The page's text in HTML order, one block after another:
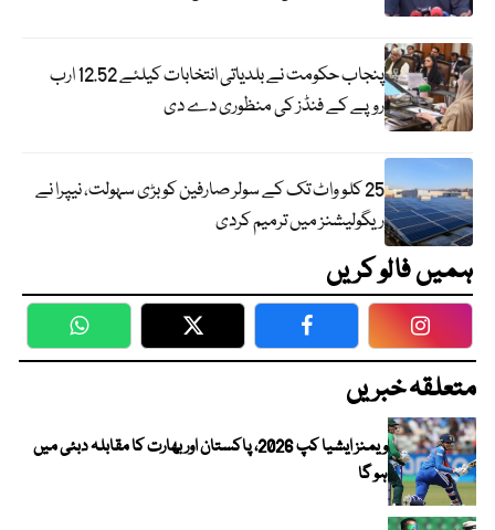
پنجاب حکومت نے بلدیاتی انتخابات کیلئے 12.52 ارب
روپے کے فنڈز کی منظوری دے دی
25 کلو واٹ تک کے سولر صارفین کو بڑی سہولت، نیپرا نے
ریگولیشنز میں ترمیم کردی
ہمیں فالو کریں
WhatsApp Twitter Facebook
متعلقہ خبریں
ویمنز ایشیا کپ 2026، پاکستان اور بھارت کا مقابلہ دبئی میں
ہو گا